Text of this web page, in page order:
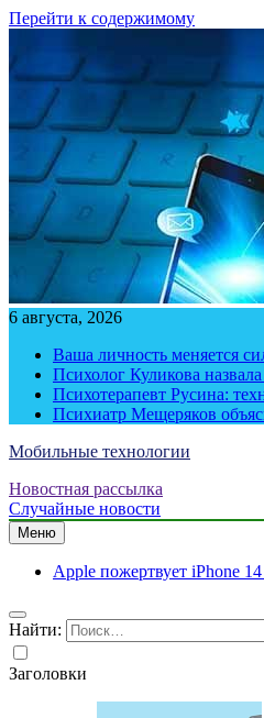
Перейти к содержимому
6 августа, 2026
Ваша личность меняется
Психолог Куликова
Психотерапевт Русина:
Психиатр Мещеряков
Мобильные технологии
Новостная рассылка
Случайные новости
Меню
Apple пожертвует iPhone
Найти:
Заголовки